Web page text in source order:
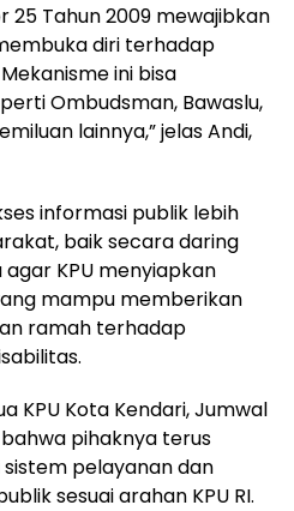
25 Tahun 2009 mewajibkan
diri terhadap
ini bisa
Ombudsman, Bawaslu,
lainnya,” jelas Andi,
informasi publik lebih
baik secara daring
KPU menyiapkan
mampu memberikan
ramah terhadap
KPU Kota Kendari, Jumwal
pihaknya terus
pelayanan dan
sesuai arahan KPU RI.